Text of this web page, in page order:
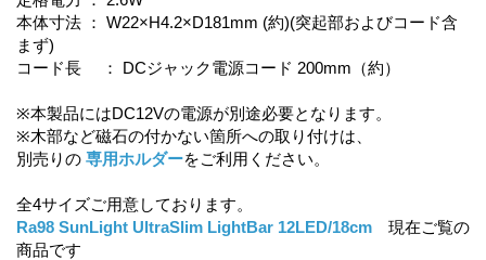
本体寸法 ： W22×H4.2×D181mm (約)(突起部およびコード含
まず)
コード長 ： DCジャック電源コード 200mm（約）
※本製品にはDC12Vの電源が別途必要となります。
※木部など磁石の付かない箇所への取り付けは、
別売りの 専用ホルダーをご利用ください。
全4サイズご用意しております。
Ra98 SunLight UltraSlim LightBar 12LED/18cm 現在ご覧の
商品です